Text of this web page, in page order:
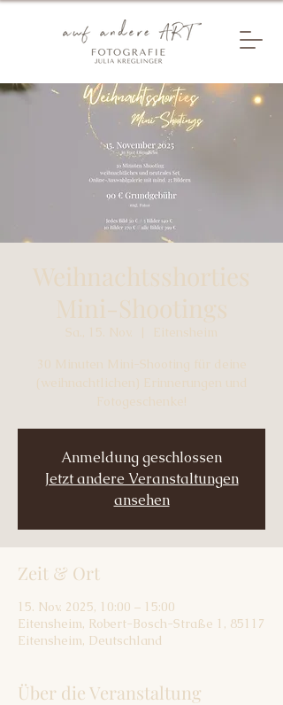
Weihnachtsshorties
Mini-Shootings
Sa., 15. Nov.
  |
Eitensheim
30 Minuten Mini-Shooting für deine
(weihnachtlichen) Erinnerungen und
Fotogeschenke!
Anmeldung geschlossen
Jetzt andere Veranstaltungen
ansehen
Zeit & Ort
15. Nov. 2025, 10:00 – 15:00
Eitensheim, Robert-Bosch-Straße 1, 85117
Eitensheim, Deutschland
Über die Veranstaltung